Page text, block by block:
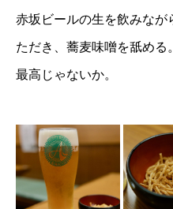
赤坂ビールの生を飲みなが
ただき、蕎麦味噌を舐める。
最高じゃないか。